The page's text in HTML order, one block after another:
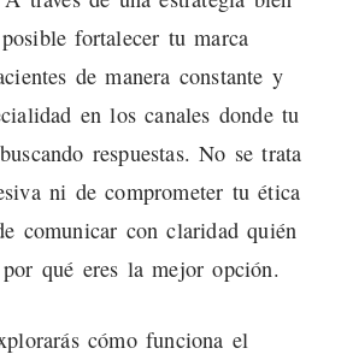
fortalecer tu marca
de manera constante y
en los canales donde tu
respuestas. No se trata
ni de comprometer tu ética
comunicar con claridad quién
qué eres la mejor opción.
cómo funciona el